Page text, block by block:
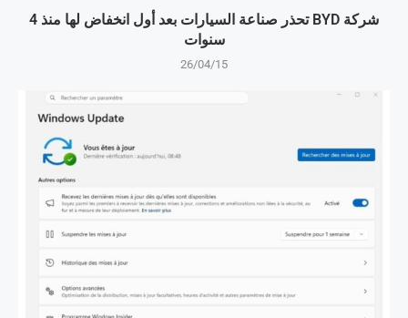
شركة BYD تحذر صناعة السيارات بعد أول انخفاض لها منذ 4
سنوات
26/04/15